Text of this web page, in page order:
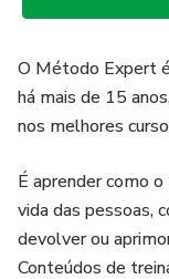
O Método Expert
há mais de 15
nos melhores
É aprender como
vida das pessoas,
devolver ou
Conteúdos de